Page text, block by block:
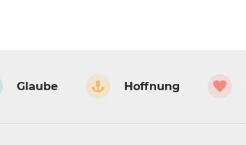
Glaube Hoffnung